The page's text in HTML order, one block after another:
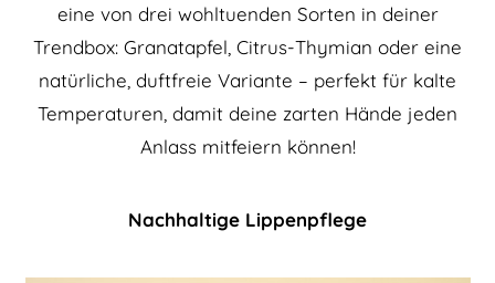
eine von drei wohltuenden Sorten in deiner
Trendbox: Granatapfel, Citrus-Thymian oder eine
natürliche, duftfreie Variante – perfekt für kalte
Temperaturen, damit deine zarten Hände jeden
Anlass mitfeiern können!
Nachhaltige Lippenpflege